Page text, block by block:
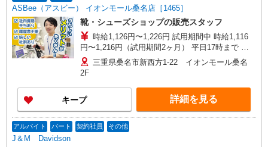
ASBee（アスビー） イオンモール桑名店［1465］
靴・シューズショップの販売スタッフ
時給1,126円〜1,226円 試用期間中 時給1,116
円〜1,216円（試用期間2ヶ月） 平日17時まで 時
給1,126円 平日17〜20時まで 時給1,176円 平日20
時〜 時給1,176円 日・祝17時まで 時給1,226円
給1,226円 ※資格・経験による
三重県桑名市新西方1-22 イオンモール桑名
2F
キープ 詳細を見る
アルバイト パート 契約社員 その他
J＆M Davidson